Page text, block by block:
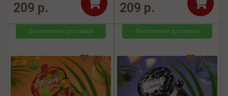
209 р. 209 р.
Бесплатная доставка Бесплатная доставка